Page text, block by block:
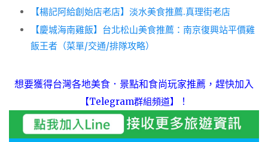
【楊記阿給創始店老店】淡水美食推薦.真理街老店
【慶城海南雞飯】台北松山美食推薦：南京復興站平價雞
飯王者（菜單/交通/排隊攻略）
想要獲得台灣各地美食．景點和食尚玩家推薦，趕快加入
【Telegram群組頻道】 ！